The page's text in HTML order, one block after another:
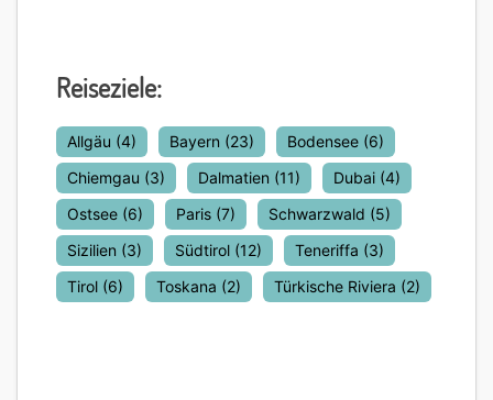
Reiseziele:
Allgäu (4) Bayern (23) Bodensee (6)
Chiemgau (3) Dalmatien (11) Dubai (4)
Ostsee (6) Paris (7) Schwarzwald (5)
Sizilien (3) Südtirol (12) Teneriffa (3)
Tirol (6) Toskana (2) Türkische Riviera (2)